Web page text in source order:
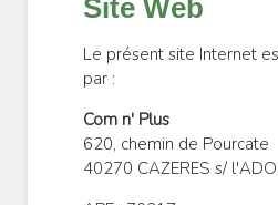
Site Web
Le présent site Internet
par :
Com n' Plus
620, chemin de Pourcate
40270 CAZERES s/